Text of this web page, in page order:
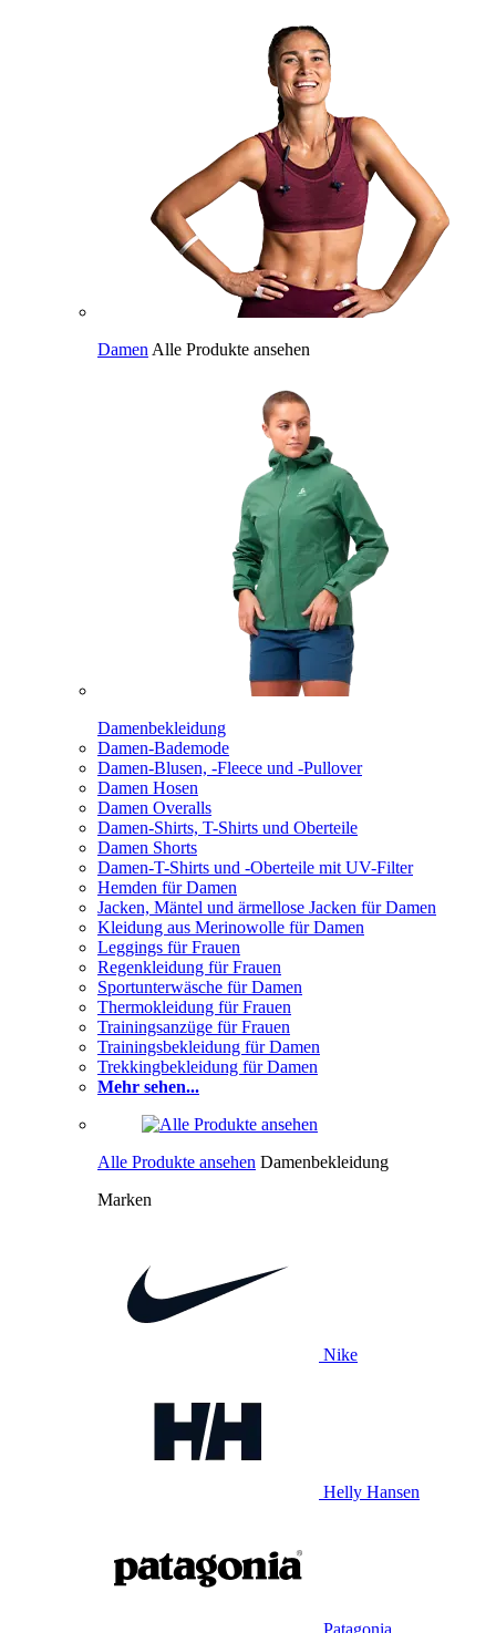
Damen Alle Produkte ansehen
Damenbekleidung
Damen-Bademode
Damen-Blusen, -Fleece und -Pullover
Damen Hosen
Damen Overalls
Damen-Shirts, T-Shirts und Oberteile
Damen Shorts
Damen-T-Shirts und -Oberteile mit UV-Filter
Hemden für Damen
Jacken, Mäntel und ärmellose Jacken für Damen
Kleidung aus Merinowolle für Damen
Leggings für Frauen
Regenkleidung für Frauen
Sportunterwäsche für Damen
Thermokleidung für Frauen
Trainingsanzüge für Frauen
Trainingsbekleidung für Damen
Trekkingbekleidung für Damen
Mehr sehen...
Alle Produkte ansehen Damenbekleidung
Marken
Nike
Helly Hansen
Patagonia